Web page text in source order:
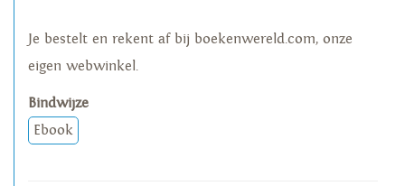
Je bestelt en rekent af bij boekenwereld.com, onze
eigen webwinkel.
Bindwijze
Ebook